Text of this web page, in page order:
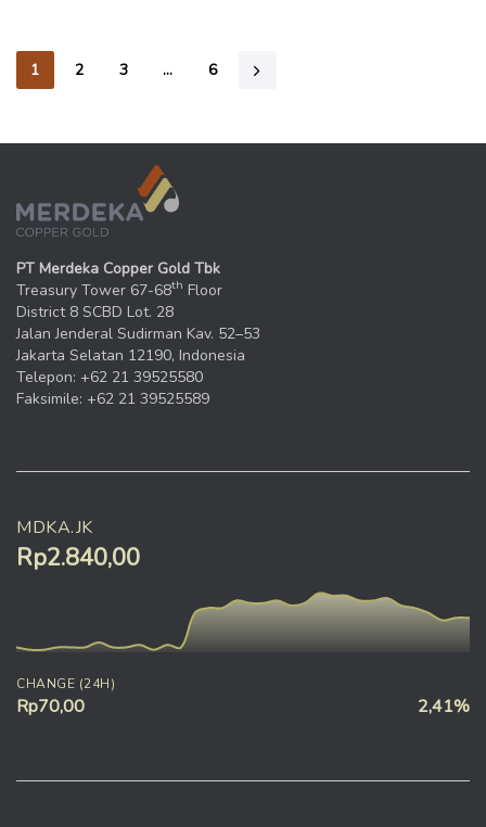
1 2 3 … 6
PT Merdeka Copper Gold Tbk
Treasury Tower 67-68th Floor
District 8 SCBD Lot. 28
Jalan Jenderal Sudirman Kav. 52–53
Jakarta Selatan 12190, Indonesia
Telepon: +62 21 39525580
Faksimile: +62 21 39525589
MDKA.JK
Rp2.840,00
CHANGE (24H)
Rp70,00 2,41%